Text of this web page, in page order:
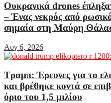
Ουκρανικά drones
– Ένας νεκρός από
σημαία στη Μαύρη
Αυγ 6, 2026
Τραμπ: Έρευνες για το
και βρέθηκε κοντά σε
όριο του 1,5 μιλίου